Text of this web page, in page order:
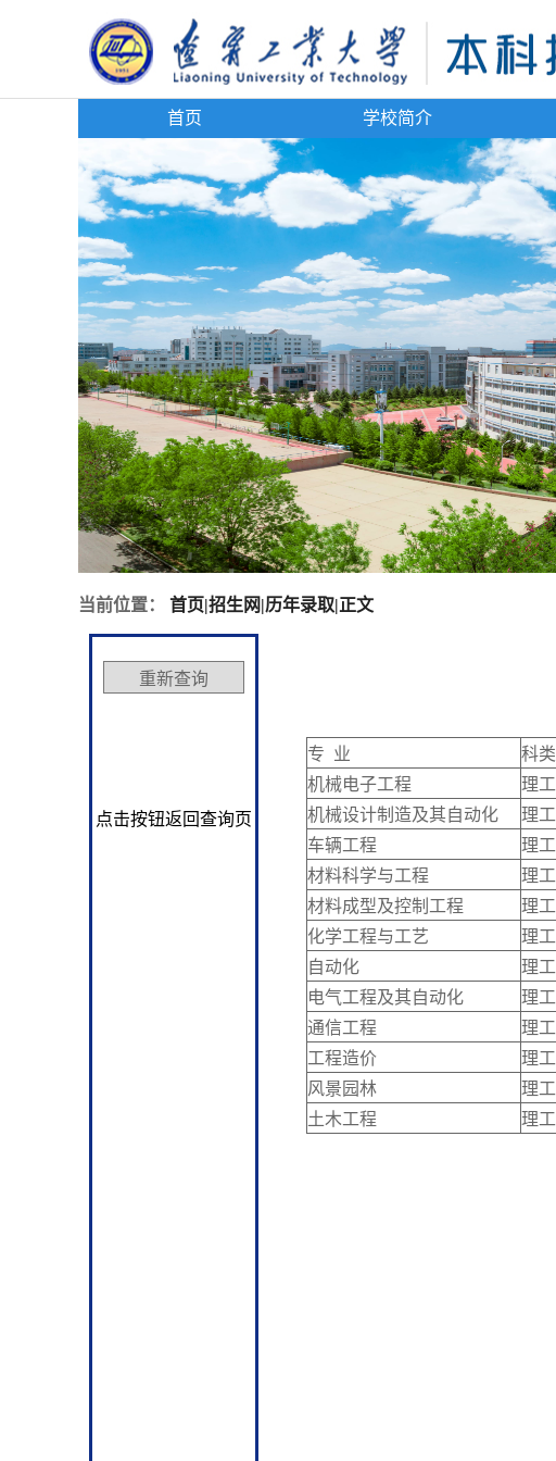
首页 学校简介
当前位置： 首页|招生网|历年录取|正文
点击按钮返回查询页
专 业 科类
机械电子工程
理工
机械设计制造及其自动化
理工
车辆工程
理工
材料科学与工程
理工
材料成型及控制工程
理工
化学工程与工艺
理工
自动化
理工
电气工程及其自动化
理工
通信工程
理工
工程造价
理工
风景园林
理工
土木工程
理工